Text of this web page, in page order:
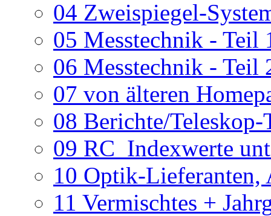
04 Zweispiegel-
05 Messtechnik - Teil
06 Messtechnik - Teil
07 von älteren
08 Berichte/
09 RC_Indexwerte
10 Optik-Lieferanten,
11 Vermischtes +